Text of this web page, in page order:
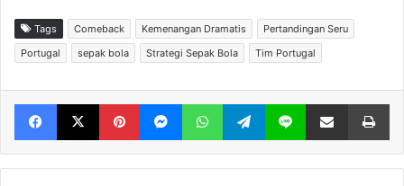
Tags Comeback Kemenangan Dramatis
Pertandingan Seru
Portugal
sepak bola Strategi Sepak Bola Tim Portugal
Facebook X Pinterest Messenger WhatsApp Telegram Line Share via Email